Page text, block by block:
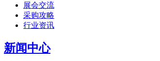
展会交流
采购攻略
行业资讯
新闻中心